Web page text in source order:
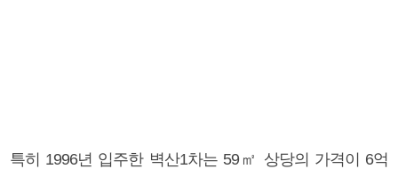
특히 1996년 입주한 벽산1차는 59㎡ 상당의 가격이 6억